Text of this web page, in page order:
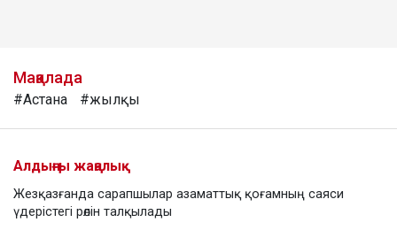
Мақалада
#Астана #жылқы
Алдыңғы жаңалық
Жезқазғанда сарапшылар азаматтық қоғамның саяси
үдерістегі рөлін талқылады